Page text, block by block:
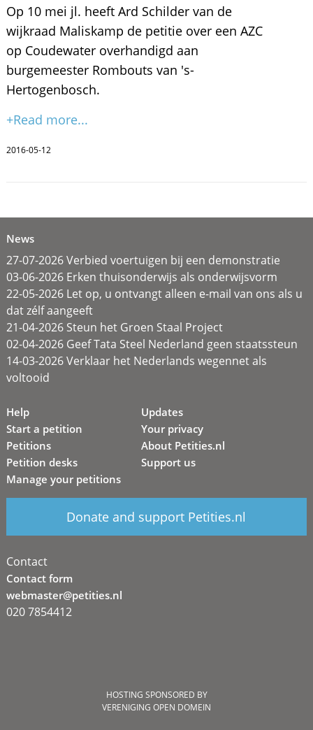
Op 10 mei jl. heeft Ard Schilder van de
wijkraad Maliskamp de petitie over een AZC
op Coudewater overhandigd aan
burgemeester Rombouts van 's-
Hertogenbosch.
+Read more...
2016-05-12
News
27-07-2026 Verbied voertuigen bij een demonstratie
03-06-2026 Erken thuisonderwijs als onderwijsvorm
22-05-2026 Let op, u ontvangt alleen e-mail van ons als u
dat zélf aangeeft
21-04-2026 Steun het Groen Staal Project
02-04-2026 Geef Tata Steel Nederland geen staatssteun
14-03-2026 Verklaar het Nederlands wegennet als
voltooid
Help
Start a petition
Petitions
Petition desks
Manage your petitions
Updates
Your privacy
About Petities.nl
Support us
Donate and support Petities.nl
Contact
Contact form
webmaster@petities.nl
020 7854412
HOSTING SPONSORED BY
VERENIGING OPEN DOMEIN